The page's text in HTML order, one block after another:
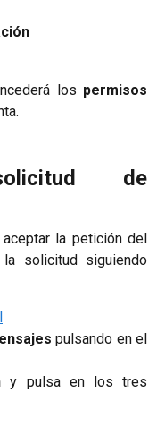
los permisos
de
la petición del
solicitud siguiendo
pulsando en el
y pulsa en los tres